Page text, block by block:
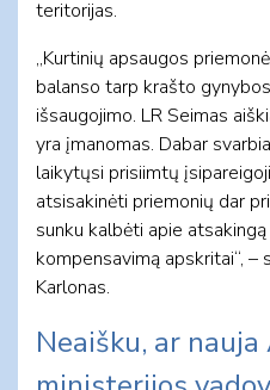
teritorijas.
„Kurtinių apsaugos
balanso tarp krašto
išsaugojimo. LR Seimas
yra įmanomas. Dabar
laikytųsi prisiimtų
atsisakinėti priemonių dar
sunku kalbėti apie
kompensavimą apskritai“,
Karlonas.
Neaišku, ar